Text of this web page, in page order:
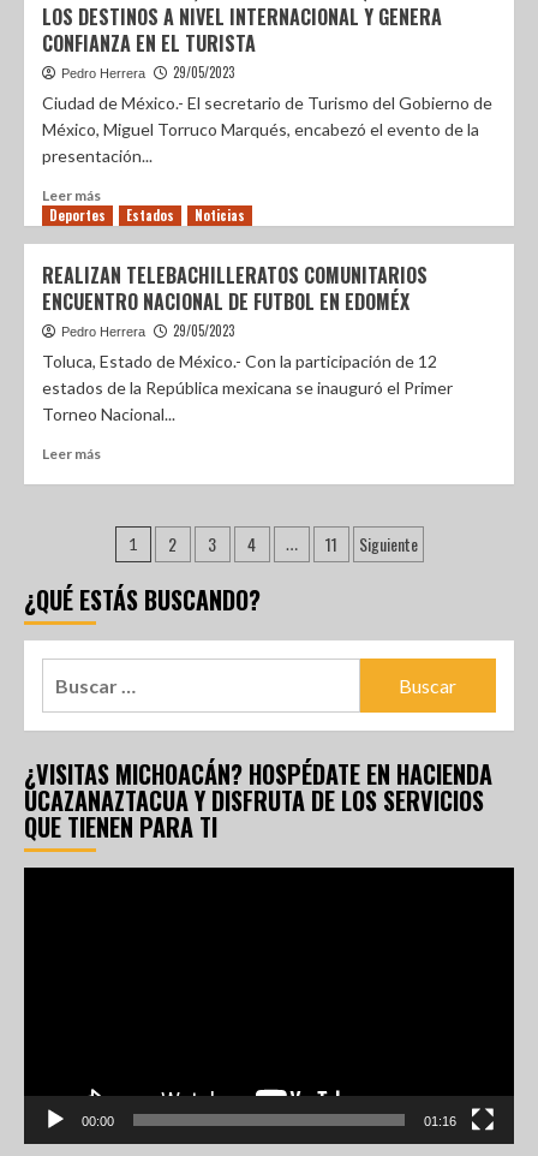
LOS DESTINOS A NIVEL INTERNACIONAL Y GENERA
CONFIANZA EN EL TURISTA
Pedro Herrera 29/05/2023
Ciudad de México.- El secretario de Turismo del Gobierno de
México, Miguel Torruco Marqués, encabezó el evento de la
presentación...
Leer más
Deportes Estados Noticias
REALIZAN TELEBACHILLERATOS COMUNITARIOS
ENCUENTRO NACIONAL DE FUTBOL EN EDOMÉX
Pedro Herrera 29/05/2023
Toluca, Estado de México.- Con la participación de 12
estados de la República mexicana se inauguró el Primer
Torneo Nacional...
Leer más
1 2 3 4 … 11 Siguiente
¿QUÉ ESTÁS BUSCANDO?
¿VISITAS MICHOACÁN? HOSPÉDATE EN HACIENDA
UCAZANAZTACUA Y DISFRUTA DE LOS SERVICIOS
QUE TIENEN PARA TI
00:00 01:16